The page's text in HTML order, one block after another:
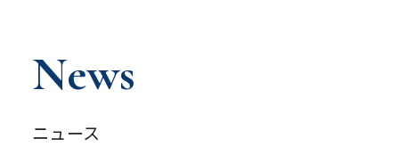
News
ニュース